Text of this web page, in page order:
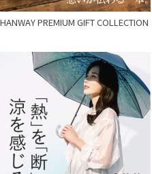
HANWAY PREMIUM GIFT COLLECTION